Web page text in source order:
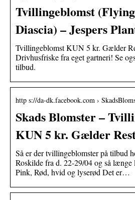
Tvillingeblomst
Diascia) – Jespers
Tvillingeblomst KUN 5 kr. Gælder
Drivhusfriske fra eget gartneri! Se
tilbud.
http s://da-dk.facebook.com ›
Skads Blomster –
KUN 5 kr. Gælder
Så er der tvillingeblomster på tilbud
Roskilde fra d. 22-29/04 og så længe
Pink, Rød, hvid og lyserød Det er…